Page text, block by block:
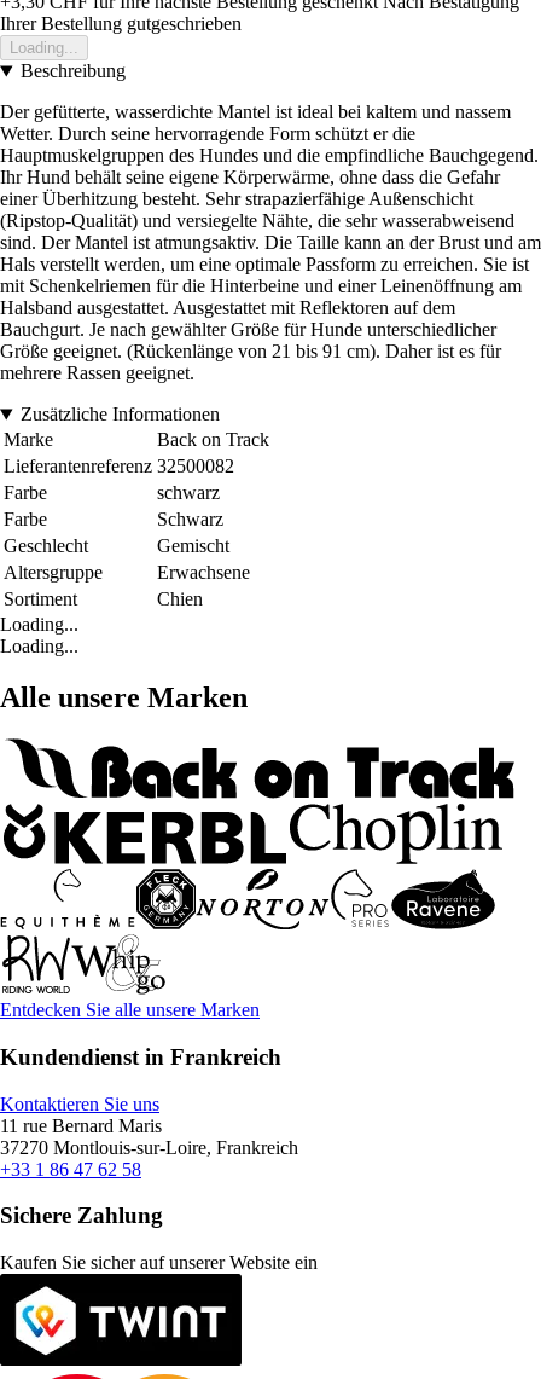
Ihrer Bestellung gutgeschrieben
Loading...
Beschreibung
Der gefütterte, wasserdichte Mantel ist ideal bei kaltem und nassem
Wetter. Durch seine hervorragende Form schützt er die
Hauptmuskelgruppen des Hundes und die empfindliche Bauchgegend.
Ihr Hund behält seine eigene Körperwärme, ohne dass die Gefahr
einer Überhitzung besteht. Sehr strapazierfähige Außenschicht
(Ripstop-Qualität) und versiegelte Nähte, die sehr wasserabweisend
sind. Der Mantel ist atmungsaktiv. Die Taille kann an der Brust und am
Hals verstellt werden, um eine optimale Passform zu erreichen. Sie ist
mit Schenkelriemen für die Hinterbeine und einer Leinenöffnung am
Halsband ausgestattet. Ausgestattet mit Reflektoren auf dem
Bauchgurt. Je nach gewählter Größe für Hunde unterschiedlicher
Größe geeignet. (Rückenlänge von 21 bis 91 cm). Daher ist es für
mehrere Rassen geeignet.
Zusätzliche Informationen
Marke
Back on Track
Lieferantenreferenz 32500082
Farbe
schwarz
Farbe
Schwarz
Geschlecht
Gemischt
Altersgruppe
Erwachsene
Sortiment
Chien
Loading...
Loading...
Alle unsere Marken
Entdecken Sie alle unsere Marken
Kundendienst in Frankreich
Kontaktieren Sie uns
11 rue Bernard Maris
37270 Montlouis-sur-Loire, Frankreich
+33 1 86 47 62 58
Sichere Zahlung
Kaufen Sie sicher auf unserer Website ein